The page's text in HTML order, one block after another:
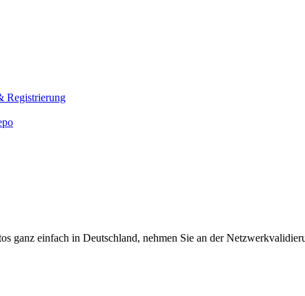
Registrierung
ganz einfach in Deutschland, nehmen Sie an der